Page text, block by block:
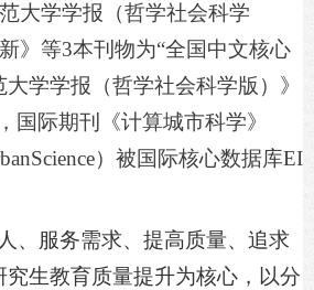
大学学报（哲学社会科学
》等3本刊物为“全国中文核心
学学报（哲学社会科学版）》
国际期刊《计算城市科学》
）被国际核心数据库EI
、服务需求、提高质量、追求
究生教育质量提升为核心，以分